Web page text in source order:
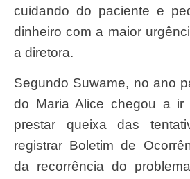
cuidando do paciente e
dinheiro com a maior
a diretora.
Segundo Suwame, no ano passado a diretoria
do Maria Alice chegou a ir
prestar queixa das
registrar Boletim de
da recorrência do